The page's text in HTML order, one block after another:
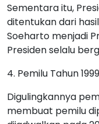
Sementara itu,
ditentukan dari
Soeharto menjadi
Presiden selalu
4. Pemilu Tahun 1999
Digulingkannya
membuat pemilu